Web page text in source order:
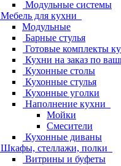
Модульные системы
Мебель для кухни
Модульные
Барные стулья
Готовые комплекты
Кухни на заказ по
Кухонные столы
Кухонные стулья
Кухонные уголки
Наполнение кухни
Мойки
Смесители
Кухонные диваны
Шкафы, стеллажи, полки
Витрины и буфеты